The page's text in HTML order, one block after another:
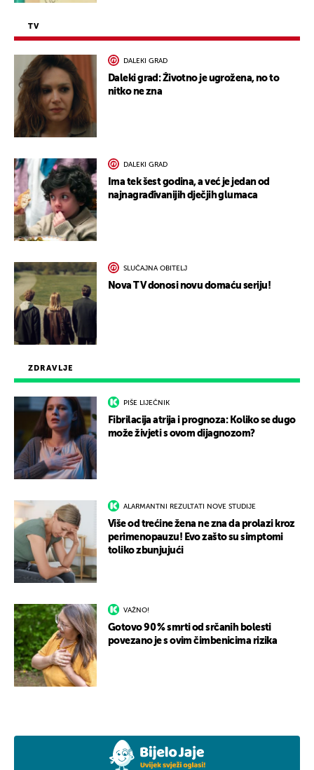
ZDRAVLJE
PIŠE LIJEČNIK
Fibrilacija atrija i prognoza: Koliko se dugo
može živjeti s ovom dijagnozom?
ALARMANTNI REZULTATI NOVE STUDIJE
Više od trećine žena ne zna da prolazi kroz
perimenopauzu! Evo zašto su simptomi
toliko zbunjujući
VAŽNO!
Gotovo 90 % smrti od srčanih bolesti
povezano je s ovim čimbenicima rizika
TV
DALEKI GRAD
Daleki grad: Životno je ugrožena, no to
nitko ne zna
DALEKI GRAD
Ima tek šest godina, a već je jedan od
najnagrađivanijih dječjih glumaca
SLUČAJNA OBITELJ
Nova TV donosi novu domaću seriju!